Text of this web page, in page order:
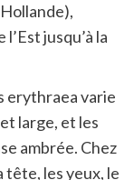
jusqu’à la
erythraea varie
large, et les
ambrée. Chez
tête, les yeux, le